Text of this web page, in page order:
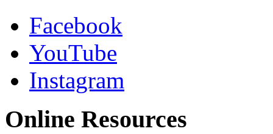
Facebook
YouTube
Instagram
Online Resources